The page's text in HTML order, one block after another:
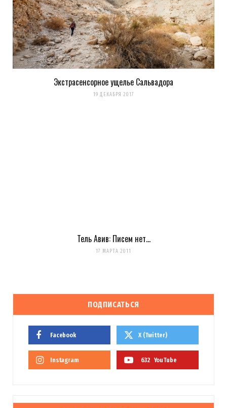
Экстрасенсорное ущелье Сальвадора
19 ДЕКАБРЯ 2017
Тель Авив: Писем нет…
17 МАРТА 2011
ПОДПИСАТЬСЯ
Facebook X (Twitter)
Instagram 632 YouTube